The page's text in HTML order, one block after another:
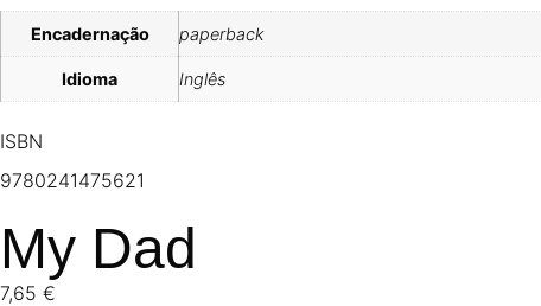
Encadernação paperback
Idioma Inglês
ISBN
9780241475621
My Dad
7,65 €